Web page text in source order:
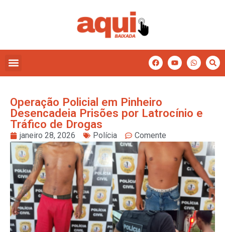
Operação Policial em Pinheiro
Desencadeia Prisões por Latrocínio e
Tráfico de Drogas
janeiro 28, 2026 Polícia Comente